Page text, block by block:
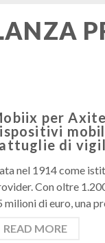
per
di
nel 1914 come
Con oltre
milioni di euro, una
READ MORE